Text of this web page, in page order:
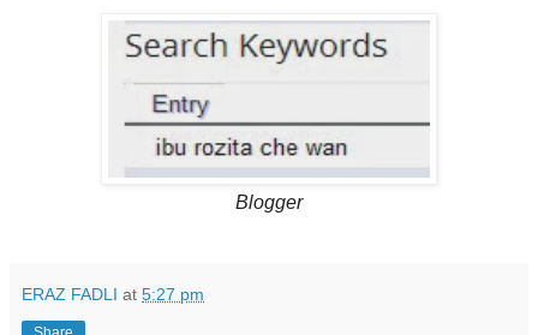
Blogger
ERAZ FADLI at 5:27 pm